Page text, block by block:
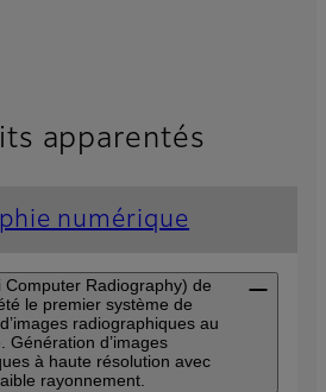
apparentés
numérique
Computer Radiography) de
le premier système de
radiographiques au
Génération d’images
à haute résolution avec
rayonnement.